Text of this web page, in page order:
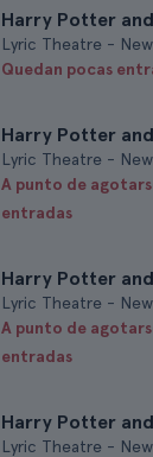
Harry Potter
Lyric Theatre - New
Quedan pocas
Harry Potter
Lyric Theatre - New
A punto de
entradas
Harry Potter
Lyric Theatre - New
A punto de
entradas
Harry Potter
Lyric Theatre - New